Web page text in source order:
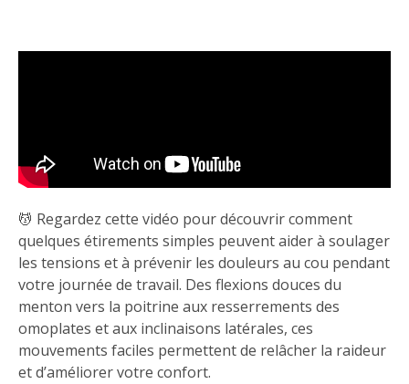
💆 Regardez cette vidéo pour découvrir comment
quelques étirements simples peuvent aider à soulager
les tensions et à prévenir les douleurs au cou pendant
votre journée de travail. Des flexions douces du
menton vers la poitrine aux resserrements des
omoplates et aux inclinaisons latérales, ces
mouvements faciles permettent de relâcher la raideur
et d’améliorer votre confort.